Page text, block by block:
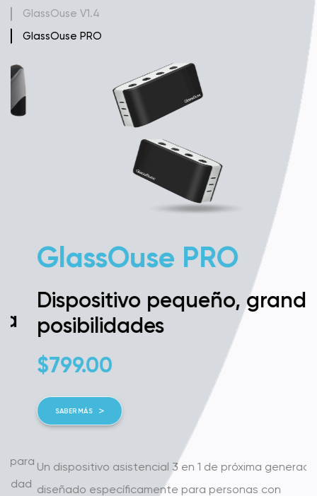
GlassOuse PRO
Dispositivo pequeño, grandes
posibilidades
799.00
SABER MÁS
Un dispositivo asistencial 3 en 1 de próxima generación
diseñado específicamente para personas con
GlassOuse V1.4
GlassOuse PRO